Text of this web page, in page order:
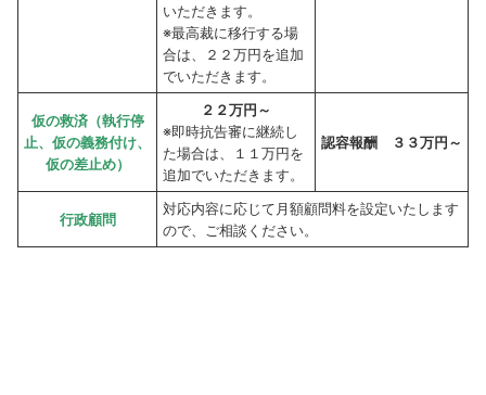
いただきます。
※最高裁に移行する場
合は、２２万円を追加
でいただきます。
仮の救済（執行停
止、仮の義務付け、
仮の差止め）
２２万円～
※即時抗告審に継続し
た場合は、１１万円を
追加でいただきます。
認容報酬 ３３万円～
行政顧問
対応内容に応じて月額顧問料を設定いたします
ので、ご相談ください。